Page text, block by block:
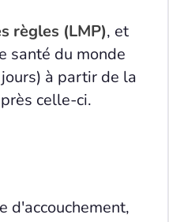
règles (LMP), et
santé du monde
à partir de la
celle-ci.
d'accouchement,